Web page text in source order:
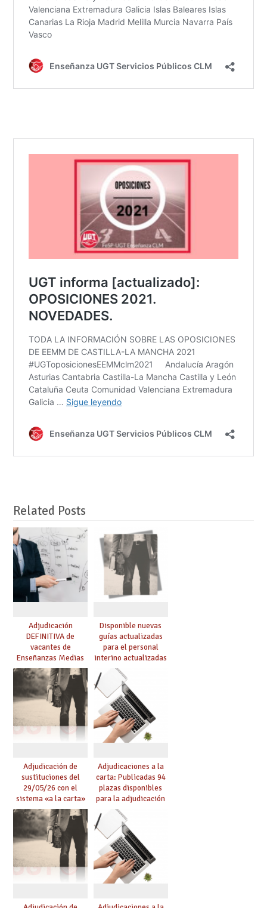
Related Posts
Adjudicación
DEFINITIVA de
vacantes de
Enseñanzas Medias
para el curso 26-27
Disponible nuevas
guías actualizadas
para el personal
interino actualizadas
para el curso 26/27
Adjudicación de
sustituciones del
29/05/26 con el
sistema «a la carta»
conseguido con el
Acuerdo de Mejoras
Adjudicaciones a la
carta: Publicadas 94
plazas disponibles
para la adjudicación
de mañana y abierto
plazo de solicitudes